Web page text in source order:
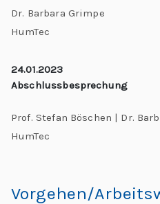
Dr. Barbara Grimpe
HumTec
24.01.2023
Abschlussbesprechung
Prof. Stefan Böschen | Dr.
HumTec
Vorgehen/